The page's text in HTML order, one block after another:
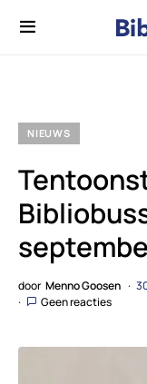
NIEUWS
door Menno Goosen
Geen reacties